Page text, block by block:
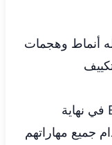
أنماط وهجمات
معارك BOSS في نهاية
جميع مهاراتهم